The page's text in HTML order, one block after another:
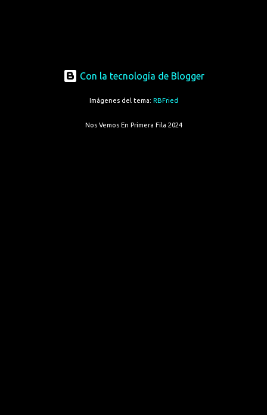
Con la tecnología de Blogger
Imágenes del tema: RBFried
Nos Vemos En Primera Fila 2024